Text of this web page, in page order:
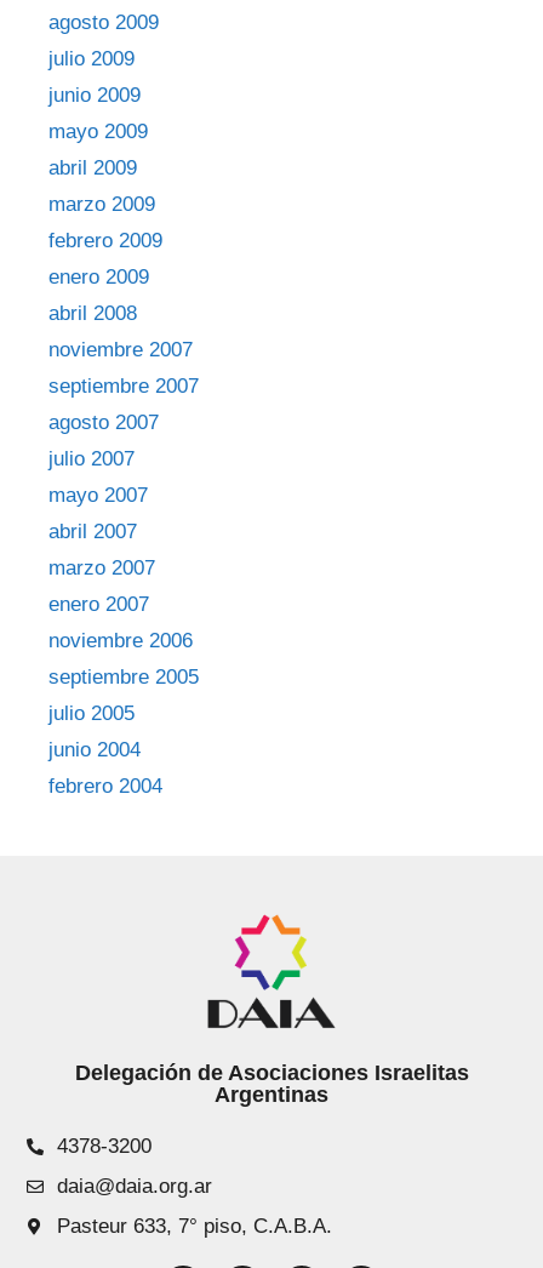
agosto 2009
julio 2009
junio 2009
mayo 2009
abril 2009
marzo 2009
febrero 2009
enero 2009
abril 2008
noviembre 2007
septiembre 2007
agosto 2007
julio 2007
mayo 2007
abril 2007
marzo 2007
enero 2007
noviembre 2006
septiembre 2005
julio 2005
junio 2004
febrero 2004
Delegación de Asociaciones Israelitas
Argentinas
4378-3200
daia@daia.org.ar
Pasteur 633, 7° piso, C.A.B.A.